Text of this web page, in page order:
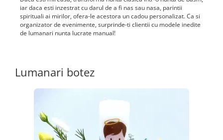
iar daca esti inzestrat cu darul de a fi nas sau nasa, parintii
spirituali ai mirilor, ofera-le acestora un cadou personalizat. Ca si
organizator de evenimente, surprinde-ti clientii cu modele inedite
de lumanari nunta lucrate manual!
Lumanari botez